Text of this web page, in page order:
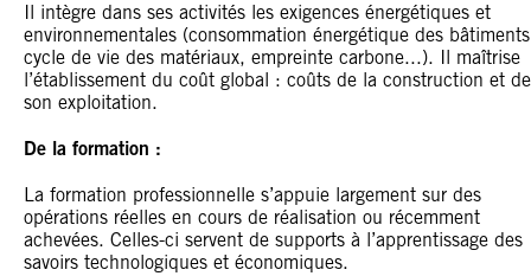
Il intègre dans ses activités les exigences énergétiques et
environnementales (consommation énergétique des
cycle de vie des matériaux, empreinte carbone...). Il maîtrise
l’établissement du coût global : coûts de la construction et de
son exploitation.
De la formation :
La formation professionnelle s’appuie largement sur des
opérations réelles en cours de réalisation ou récemment
achevées. Celles-ci servent de supports à l’apprentissage des
savoirs technologiques et économiques.